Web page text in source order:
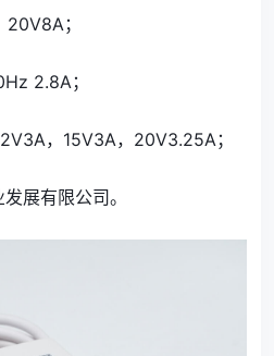
；
2.8A；
，15V3A，20V3.25A；
展有限公司。